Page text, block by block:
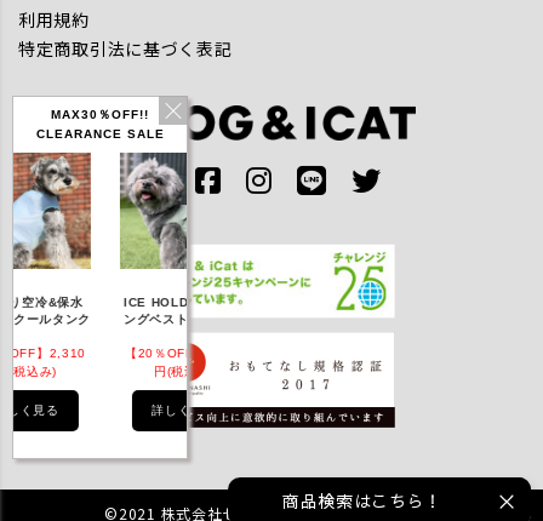
MAX30％OFF!!
CLEARANCE SALE
空冷&保水
ールタンク
】2,310
込み)
く見る
ICE HOLD フィッシ
ングベスト 保冷剤付
【20％OFF】3,168
円(税込み)
詳しく見る
IDOG ICE HOLD ネ
ッククーラー 保冷剤
円(税込み)
詳しく見る
利用規約
特定商取引法に基づく表記
©2021 株式会社ゼフィール All rights reserved.
商品検索はこちら！